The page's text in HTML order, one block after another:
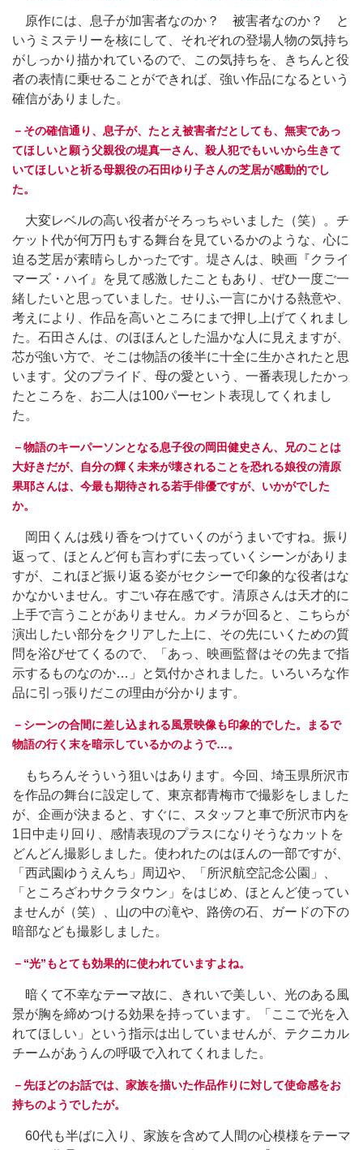
原作には、息子が加害者なのか？ 被害者なのか？ と
いうミステリーを核にして、それぞれの登場人物の気持ち
がしっかり描かれているので、この気持ちを、きちんと役
者の表情に乗せることができれば、強い作品になるという
確信がありました。
－その確信通り、息子が、たとえ被害者だとしても、無実であっ
てほしいと願う父親役の堤真一さん、殺人犯でもいいから生きて
いてほしいと祈る母親役の石田ゆり子さんの芝居が感動的でし
た。
大変レベルの高い役者がそろっちゃいました（笑）。チ
ケット代が何万円もする舞台を見ているかのような、心に
迫る芝居が素晴らしかったです。堤さんは、映画『クライ
マーズ・ハイ』を見て感激したこともあり、ぜひ一度ご一
緒したいと思っていました。せりふ一言にかける熱意や、
考えにより、作品を高いところにまで押し上げてくれまし
た。石田さんは、のほほんとした温かな人に見えますが、
芯が強い方で、そこは物語の後半に十全に生かされたと思
います。父のプライド、母の愛という、一番表現したかっ
たところを、お二人は100パーセント表現してくれまし
た。
－物語のキーパーソンとなる息子役の岡田健史さん、兄のことは
大好きだが、自分の輝く未来が壊されることを恐れる娘役の清原
果耶さんは、今最も期待される若手俳優ですが、いかがでした
か。
岡田くんは残り香をつけていくのがうまいですね。振り
返って、ほとんど何も言わずに去っていくシーンがありま
すが、これほど振り返る姿がセクシーで印象的な役者はな
かなかいません。すごい存在感です。清原さんは天才的に
上手で言うことがありません。カメラが回ると、こちらが
演出したい部分をクリアした上に、その先にいくための質
問を浴びせてくるので、「あっ、映画監督はその先まで指
示するものなのか…」と気付かされました。いろいろな作
品に引っ張りだこの理由が分かります。
－シーンの合間に差し込まれる風景映像も印象的でした。まるで
物語の行く末を暗示しているかのようで…。
もちろんそういう狙いはあります。今回、埼玉県所沢市
を作品の舞台に設定して、東京都青梅市で撮影をしました
が、企画が決まると、すぐに、スタッフと車で所沢市内を
1日中走り回り、感情表現のプラスになりそうなカットを
どんどん撮影しました。使われたのはほんの一部ですが、
「西武園ゆうえんち」周辺や、「所沢航空記念公園」、
「ところざわサクラタウン」をはじめ、ほとんど使ってい
ませんが（笑）、山の中の滝や、路傍の石、ガードの下の
暗部なども撮影しました。
－“光”もとても効果的に使われていますよね。
暗くて不幸なテーマ故に、きれいで美しい、光のある風
景が胸を締めつける効果を持っています。「ここで光を入
れてほしい」という指示は出していませんが、テクニカル
チームがあうんの呼吸で入れてくれました。
－先ほどのお話では、家族を描いた作品作りに対して使命感をお
持ちのようでしたが。
60代も半ばに入り、家族を含めて人間の心模様をテーマ